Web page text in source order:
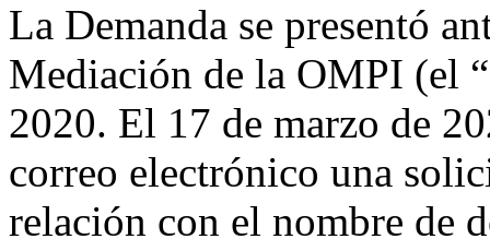
La Demanda se presentó
Mediación de la OMPI (el
2020. El 17 de marzo de
correo electrónico una
relación con el nombre de